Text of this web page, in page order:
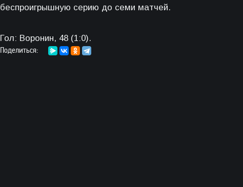
беспроигрышную серию до семи матчей.
Гол: Воронин, 48 (1:0).
Поделиться: